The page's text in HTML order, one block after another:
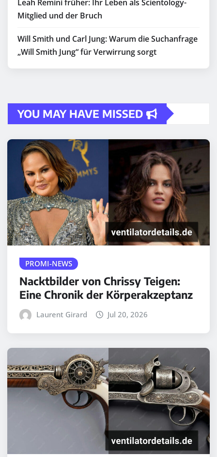
Leah Remini früher: Ihr Leben als Scientology-
Mitglied und der Bruch
Will Smith und Carl Jung: Warum die Suchanfrage
„Will Smith Jung“ für Verwirrung sorgt
YOU MAY HAVE MISSED
PROMI-NEWS
Nacktbilder von Chrissy Teigen:
Eine Chronik der Körperakzeptanz
Laurent Girard Jul 20, 2026